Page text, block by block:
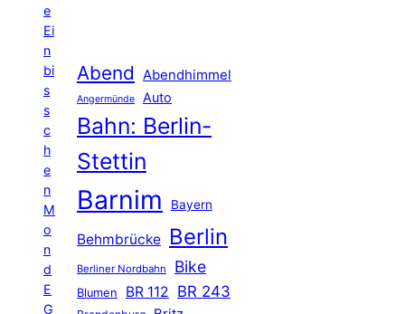
e
Ei
n
bi
s
s
c
h
e
n
M
o
n
d
E
G
Abend Abendhimmel
Angermünde Auto
Bahn: Berlin-
Stettin
Barnim Bayern
Behmbrücke Berlin
Berliner Nordbahn Bike
Blumen BR 112 BR 243